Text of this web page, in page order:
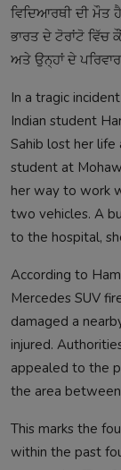
ਵਿਦਿਆਰਥੀ ਦੀ ਮੌਤ
ਭਾਰਤ ਦੇ ਟੋਰਾਂਟੋ
ਅਤੇ ਉਨ੍ਹਾਂ ਦੇ
In a tragic
Indian student
Sahib lost her
student at
her way to work
two vehicles. A
to the hospital,
According to
Mercedes SUV
damaged a
injured.
appealed to the
the area
This marks the
within the past